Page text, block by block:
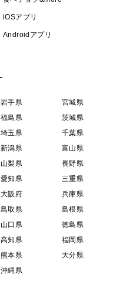
iOSアプリ
Androidアプリ
岩手県
宮城県
福島県
茨城県
埼玉県
千葉県
新潟県
富山県
山梨県
長野県
愛知県
三重県
大阪府
兵庫県
鳥取県
島根県
山口県
徳島県
高知県
福岡県
熊本県
大分県
沖縄県